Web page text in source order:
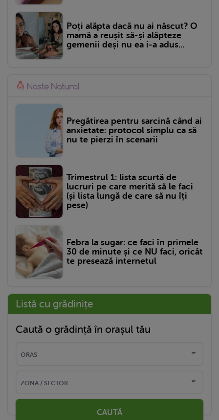
Poți alăpta dacă nu ai născut? O
mamă a reușit să-și alăpteze
gemenii deși nu ea i-a adus...
Pregătirea pentru sarcină când ai
anxietate: protocol simplu ca să
nu te pierzi în scenarii
Trimestrul 1: lista scurtă de
lucruri pe care merită să le faci
(și lista lungă de care să nu îți
pese)
Febra la sugar: ce faci în primele
30 de minute și ce NU faci, oricât
te presează internetul
Listă cu grădinițe
Caută o grădință în orașul tău
CAUTĂ